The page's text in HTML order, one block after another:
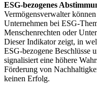
ESG-bezogenes
Vermögensverwalter
Unternehmen bei ESG-
Menschenrechten oder
Dieser Indikator zeigt, in
ESG-bezogene Beschlüsse
signalisiert eine höhere
Förderung von
keinen Erfolg.